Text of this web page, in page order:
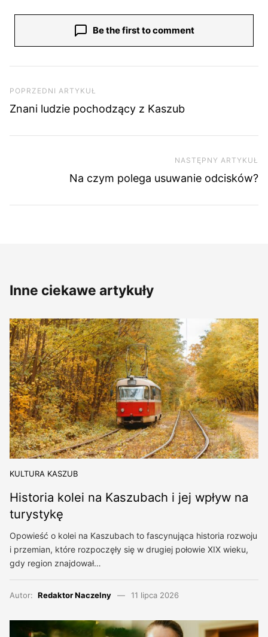
Be the first to comment
Poprzedni artykuł
POPRZEDNI ARTYKUŁ
Znani ludzie pochodzący z Kaszub
NASTĘPNY ARTYKUŁ
Na czym polega usuwanie odcisków?
Inne ciekawe artykuły
KULTURA KASZUB
Historia kolei na Kaszubach i jej wpływ na
turystykę
Opowieść o kolei na Kaszubach to fascynująca historia rozwoju
i przemian, które rozpoczęły się w drugiej połowie XIX wieku,
gdy region znajdował…
Autor: Redaktor Naczelny 11 lipca 2026